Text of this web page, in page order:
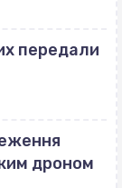
передали
дроном